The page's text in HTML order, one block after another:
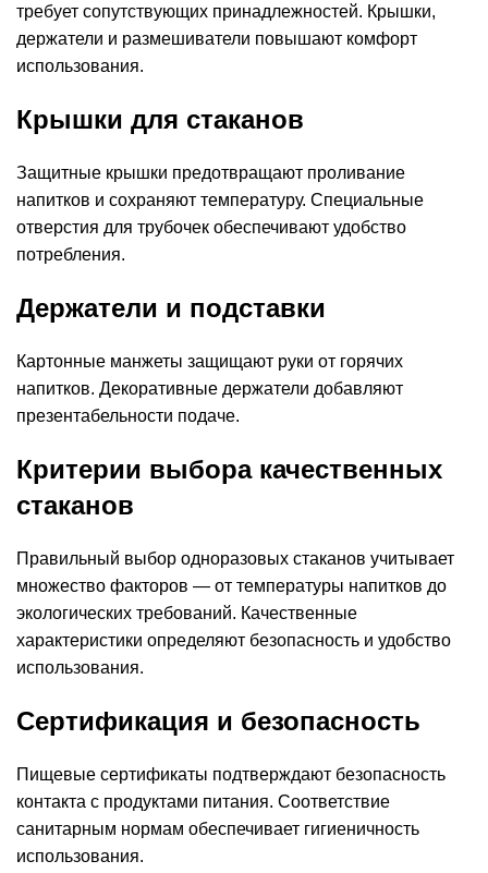
требует сопутствующих принадлежностей. Крышки,
держатели и размешиватели повышают комфорт
использования.
Крышки для стаканов
Защитные крышки предотвращают проливание
напитков и сохраняют температуру. Специальные
отверстия для трубочек обеспечивают удобство
потребления.
Держатели и подставки
Картонные манжеты защищают руки от горячих
напитков. Декоративные держатели добавляют
презентабельности подаче.
Критерии выбора качественных
стаканов
Правильный выбор одноразовых стаканов учитывает
множество факторов — от температуры напитков до
экологических требований. Качественные
характеристики определяют безопасность и удобство
использования.
Сертификация и безопасность
Пищевые сертификаты подтверждают безопасность
контакта с продуктами питания. Соответствие
санитарным нормам обеспечивает гигиеничность
использования.